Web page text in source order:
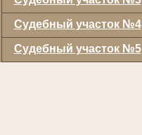
Судебный участок №4
Судебный участок №5